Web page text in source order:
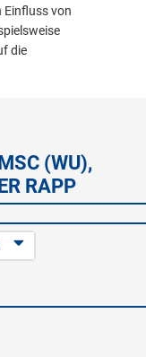
von
die
(WU),
RAPP